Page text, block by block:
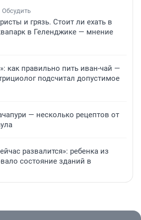
Обсудить
и грязь. Стоит ли ехать в
в Геленджике — мнение
как правильно пить иван-чай —
подсчитал допустимое
— несколько рецептов от
развалится»: ребенка из
состояние зданий в